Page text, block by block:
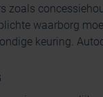
zoals
waarborg
keuring.